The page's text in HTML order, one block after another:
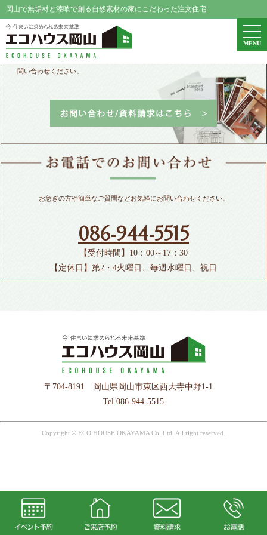
岡山で無垢材と漆喰で創る自然素材の家にこだわった注文住宅
問い合わせください。
お急ぎの方や簡単なご質問などお気軽にお問い合わせください。
086-944-5515
【受付時間】10：00～17：30
【定休日】第2・4火曜日、毎週水曜日、祝日
〒704-8191 岡山県岡山市東区西大寺中野1-1
Tel.086-944-5515
MENU
Copyright © ECO HOUSE OKAYAMA Co.,Ltd. All right reserved.